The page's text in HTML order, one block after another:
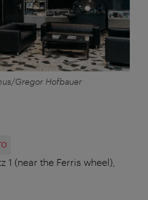
Gregor Hofbauer
1 (near the Ferris wheel),